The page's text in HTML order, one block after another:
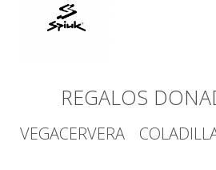
REGALOS
VEGACERVERA